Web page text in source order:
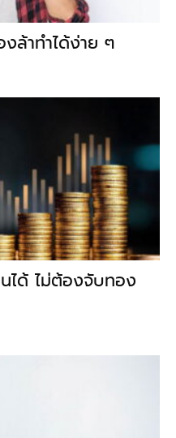
ล้าทำได้ง่าย ๆ
นได้ ไม่ต้องจับทอง